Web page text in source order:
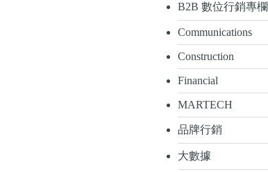
B2B 數位行銷專欄
Communications
Construction
Financial
MARTECH
品牌行銷
大數據